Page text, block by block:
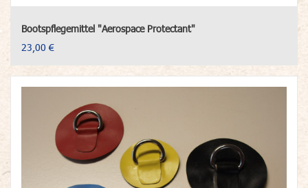
Bootspflegemittel "Aerospace Protectant"
23,00 €